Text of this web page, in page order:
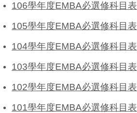
106學年度EMBA必選修科目表
105學年度EMBA必選修科目表
104學年度EMBA必選修科目表
103學年度EMBA必選修科目表
102學年度EMBA必選修科目表
101學年度EMBA必選修科目表